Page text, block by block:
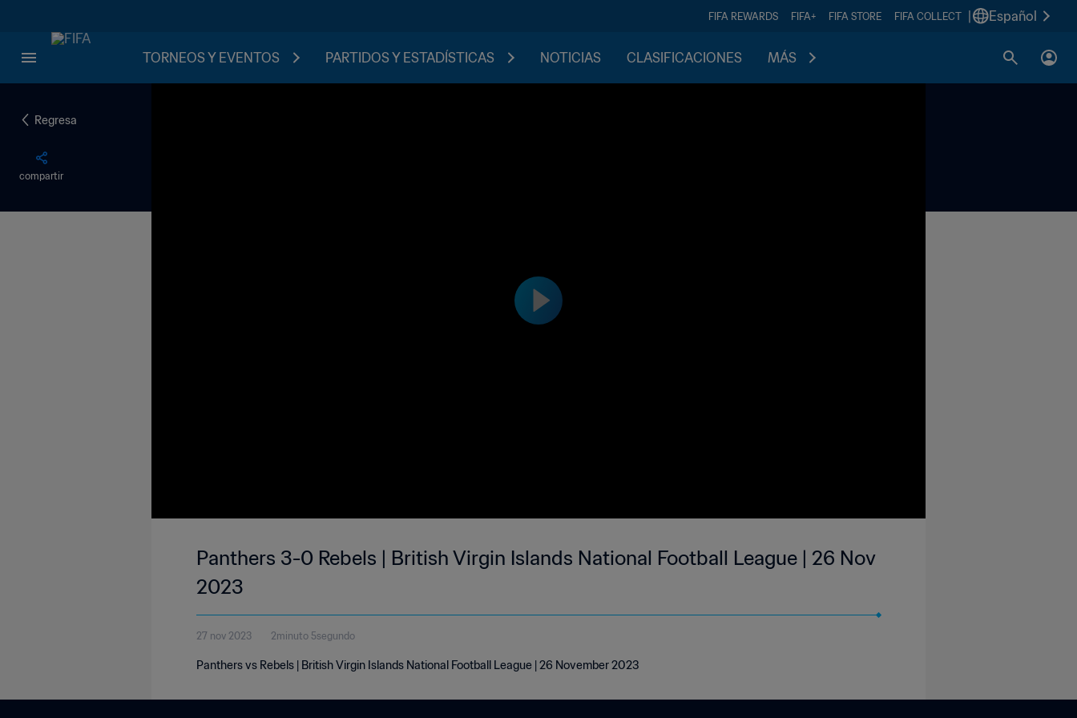
FIFA REWARDS FIFA+ FIFA STORE FIFA COLLECT Español
TORNEOS Y EVENTOS PARTIDOS Y ESTADÍSTICAS NOTICIAS CLASIFICACIONES MÁS
Regresa
compartir
Panthers 3-0 Rebels | British Virgin Islands National Football League | 26 Nov
2023
27 nov 2023 2minuto 5segundo
Panthers vs Rebels | British Virgin Islands National Football League | 26 November 2023